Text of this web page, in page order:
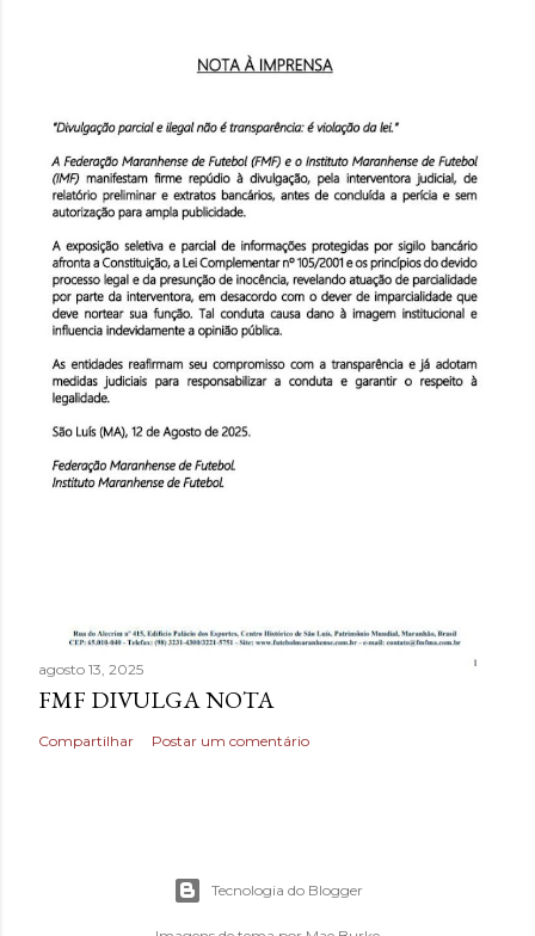
agosto 13, 2025
FMF DIVULGA NOTA
Compartilhar Postar um comentário
Tecnologia do Blogger